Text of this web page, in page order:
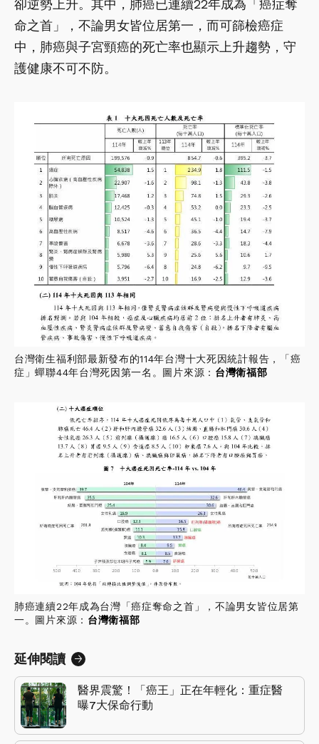
卻逆勢上升。其中，肺癌已連續22年成為「癌症奪
命之首」，不論男女皆位居第一，而可篩檢癌症
中，肺癌與子宮頸癌的死亡率也顯示上升趨勢，守
護健康不可不防。
台灣衛生福利部最新發布的114年台灣十大死因統計報告，「癌
症」蟬聯44年台灣死因第一名。圖片來源： 台灣衛福部
肺癌連續22年成為台灣「癌症奪命之首」，不論男女皆位居第
一。圖片來源： 台灣衛福部
延伸閱讀
醫界震驚！「癌王」正在年輕化：重症醫
曝7大保命行動